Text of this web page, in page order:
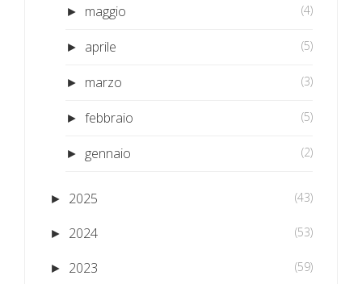
► maggio (4)
► aprile (5)
► marzo (3)
► febbraio (5)
► gennaio (2)
► 2025 (43)
► 2024 (53)
► 2023 (59)